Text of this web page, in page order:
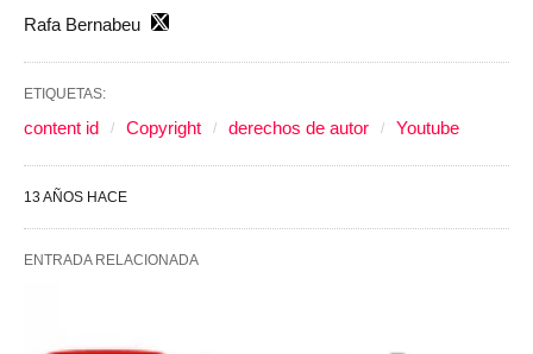
Rafa Bernabeu
ETIQUETAS:
content id Copyright derechos de autor Youtube
13 AÑOS HACE
ENTRADA RELACIONADA